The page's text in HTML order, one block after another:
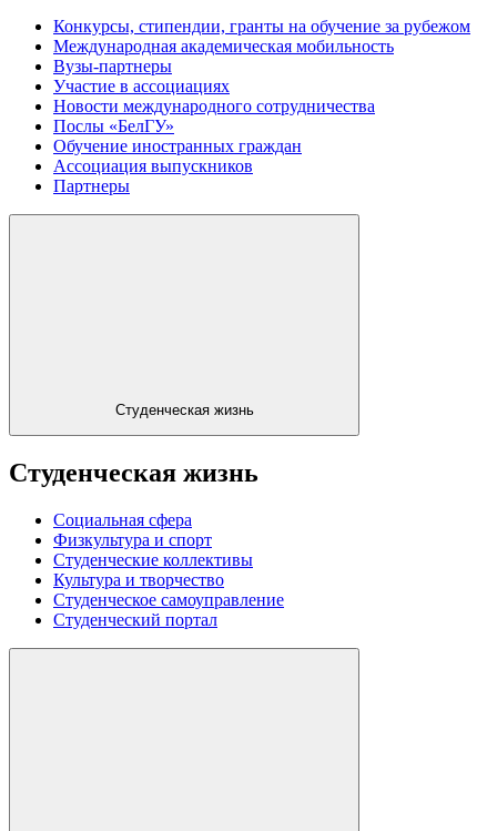
Конкурсы, стипендии, гранты на обучение за рубежом
Международная академическая мобильность
Вузы-партнеры
Участие в ассоциациях
Новости международного сотрудничества
Послы «БелГУ»
Обучение иностранных граждан
Ассоциация выпускников
Партнеры
Студенческая жизнь
Студенческая жизнь
Социальная сфера
Физкультура и спорт
Студенческие коллективы
Культура и творчество
Студенческое самоуправление
Студенческий портал